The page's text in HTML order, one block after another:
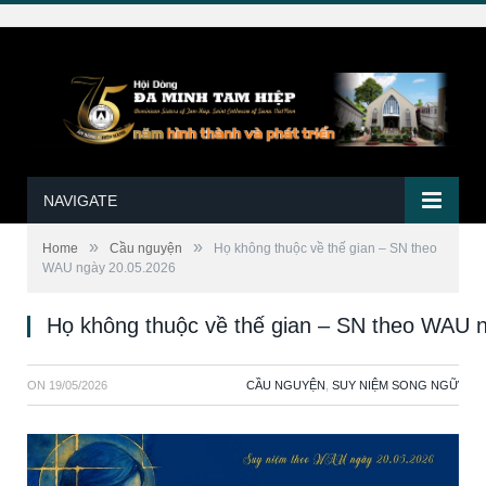
NAVIGATE
Home » Cầu nguyện »
Họ không thuộc về thế gian – SN theo
WAU ngày 20.05.2026
Họ không thuộc về thế gian – SN theo WAU
ON 19/05/2026 CẦU NGUYỆN SUY NIỆM SONG NGỮ